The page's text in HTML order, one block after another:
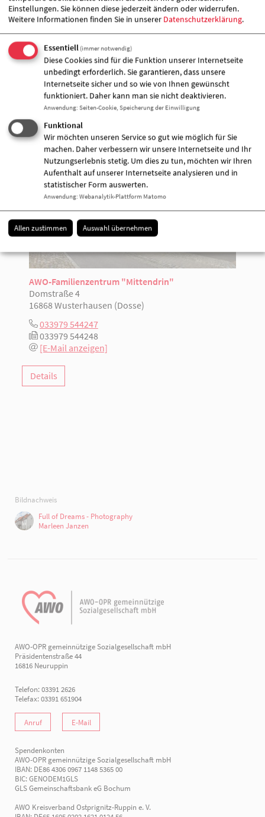
Kontakt (Alternativ)
Sylvia Sierotta
Veranstalter &
Veranstaltungort
AWO-Familienzentrum "Mittendrin"
Domstraße 4
16868 Wusterhausen (Dosse)
033979 544247
033979 544248
[E-Mail anzeigen]
Details
Bildnachweis
Full of Dreams - Photography
Marleen Janzen
AWO-OPR gemeinnützige Sozialgesellschaft mbH
Präsidentenstraße 44
16816 Neuruppin
Telefon: 03391 2626
Telefax: 03391 651904
Anruf E-Mail
Spendenkonten
AWO-OPR gemeinnützige Sozialgesellschaft mbH
IBAN: DE86 4306 0967 1148 5365 00
BIC: GENODEM1GLS
GLS Gemeinschaftsbank eG Bochum
AWO Kreisverband Ostprignitz-Ruppin e. V.
Einstellungen. Sie können diese jederzeit ändern oder widerrufen.
Weitere Informationen finden Sie in unserer Datenschutzerklärung.
Essentiell (immer notwendig)
Diese Cookies sind für die Funktion unserer Internetseite
unbedingt erforderlich. Sie garantieren, dass unsere
Internetseite sicher und so wie von Ihnen gewünscht
funktioniert. Daher kann man sie nicht deaktivieren.
Anwendung: Seiten-Cookie, Speicherung der Einwilligung
Funktional
Wir möchten unseren Service so gut wie möglich für Sie
machen. Daher verbessern wir unsere Internetseite und Ihr
Nutzungserlebnis stetig. Um dies zu tun, möchten wir Ihren
Aufenthalt auf unserer Internetseite analysieren und in
statistischer Form auswerten.
Anwendung: Webanalytik-Plattform Matomo
Allen zustimmen Auswahl übernehmen